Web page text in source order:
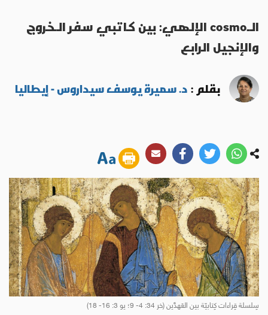
الـcosmo الإلهي: بين كاتبي سفر الـخروج
والإنجيل الرابع
بقلم :د. سميرة يوسف سيداروس - إيطاليا
سِلسلة قِراءات كِتابيّة بين العَهدَّين (خر 34: 4- 9؛ يو 3: 16- 18)